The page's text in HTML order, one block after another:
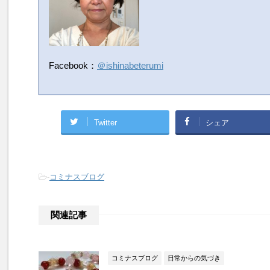
Facebook： ＠ishinabeterumi
Twitter シェア
-コミナスブログ
関連記事
コミナスブログ 日常からの気づき